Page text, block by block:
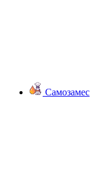
Самозамес